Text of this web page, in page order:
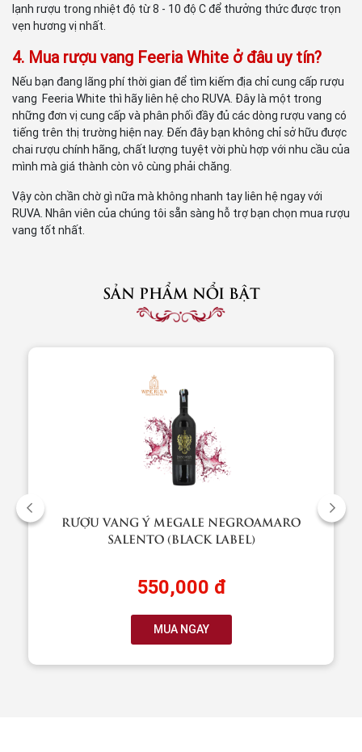
lạnh rượu trong nhiệt độ từ 8 - 10 độ C để thưởng thức được trọn
vẹn hương vị nhất.
4. Mua rượu vang Feeria White ở đâu uy tín?
Nếu bạn đang lãng phí thời gian để tìm kiếm địa chỉ cung cấp rượu
vang Feeria White thì hãy liên hệ cho RUVA. Đây là một trong
những đơn vị cung cấp và phân phối đầy đủ các dòng rượu vang có
tiếng trên thị trường hiện nay. Đến đây bạn không chỉ sở hữu được
chai rượu chính hãng, chất lượng tuyệt vời phù hợp với nhu cầu của
mình mà giá thành còn vô cùng phải chăng.
Vậy còn chần chờ gì nữa mà không nhanh tay liên hệ ngay với
RUVA. Nhân viên của chúng tôi sẵn sàng hỗ trợ bạn chọn mua rượu
vang tốt nhất.
SẢN PHẨM NỔI BẬT
RƯỢU VANG Ý MEGALE NEGROAMARO
SALENTO (BLACK LABEL)
550,000 đ
MUA NGAY